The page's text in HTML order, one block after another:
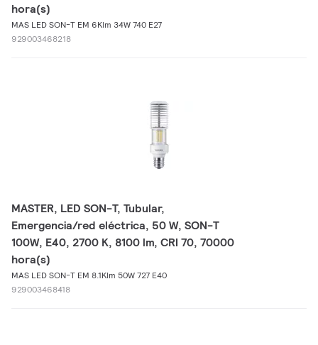
hora(s)
MAS LED SON-T EM 6Klm 34W 740 E27
929003468218
MASTER, LED SON-T, Tubular,
Emergencia/red eléctrica, 50 W, SON-T
100W, E40, 2700 K, 8100 lm, CRI 70, 70000
hora(s)
MAS LED SON-T EM 8.1Klm 50W 727 E40
929003468418